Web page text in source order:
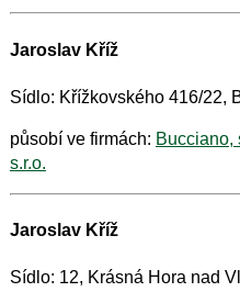
Jaroslav Kříž
Sídlo: Křížkovského 416/22,
působí ve firmách: Bucciano,
s.r.o.
Jaroslav Kříž
Sídlo: 12, Krásná Hora nad